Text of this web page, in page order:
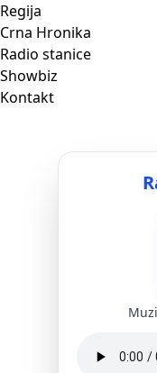
Regija
Crna Hronika
Radio stanice
Showbiz
Kontakt